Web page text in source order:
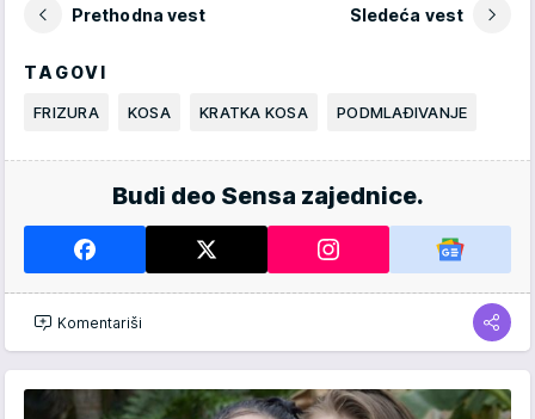
Prethodna vest Sledeća vest
TAGOVI
FRIZURA KOSA KRATKA KOSA PODMLAĐIVANJE
Budi deo Sensa zajednice.
Komentariši